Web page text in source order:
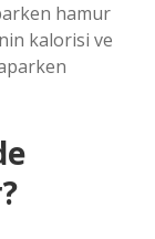
hamur
kalorisi ve